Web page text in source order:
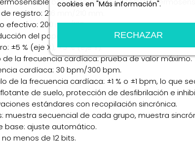
cookies en "Más información".
RECHAZAR
registro: 216 mm/210 mm.
efectivo: 200 mm/195 mm.
del papel: 5 mm/s, 10 mm/s, 12,5 mm/s, 25
±5 % (eje X), ±5 % (eje Y).
la frecuencia cardíaca: prueba de valor máximo.
cardíaca: 30 bpm/300 bpm.
de la frecuencia cardíaca: ±1 % o ±1 bpm, lo que
de suelo, protección de desfibrilación e
estándares con recopilación sincrónica.
muestra secuencial de cada grupo, muestra
base: ajuste automático.
menos de 12 bits.